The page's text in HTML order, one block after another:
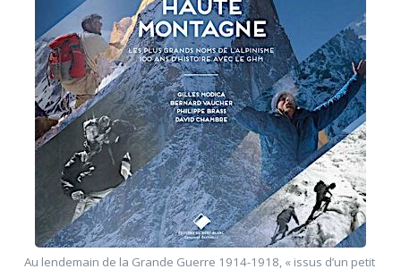
Au lendemain de la Grande Guerre 1914-1918, « issus d’un petit